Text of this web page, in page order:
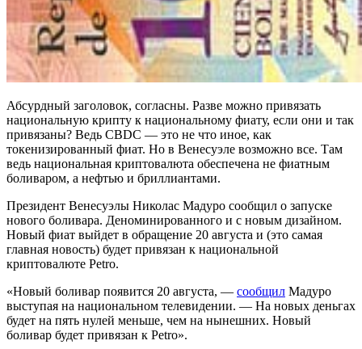
Абсурдный заголовок, согласны. Разве можно привязать
национальную крипту к национальному фиату, если они и так
привязаны? Ведь CBDC — это не что иное, как
токенизированный фиат. Но в Венесуэле возможно все. Там
ведь национальная криптовалюта обеспечена не фиатным
боливаром, а нефтью и бриллиантами.
Президент Венесуэлы Николас Мадуро сообщил о запуске
нового боливара. Деноминированного и с новым дизайном.
Новый фиат выйдет в обращение 20 августа и (это самая
главная новость) будет привязан к национальной
криптовалюте Petro.
«Новый боливар появится 20 августа, — сообщил Мадуро
выступая на национальном телевидении. — На новых деньгах
будет на пять нулей меньше, чем на нынешних. Новый
боливар будет привязан к Petro».